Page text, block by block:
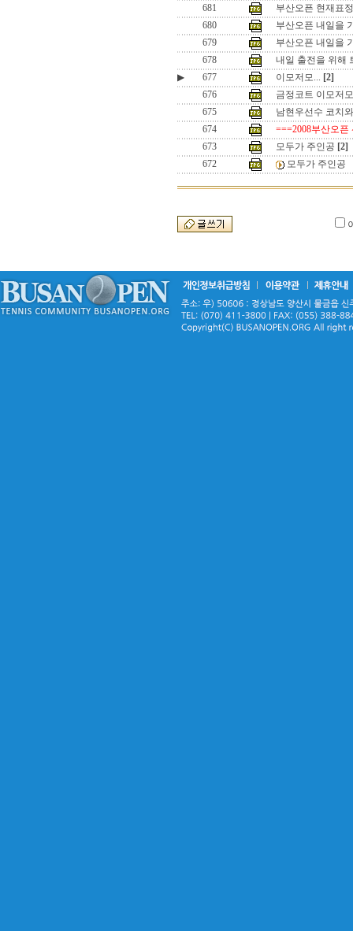
681
부산오픈 현재표
680
부산오픈 내일을
679
부산오픈 내일을
678
내일 출전을 위해
▶
677 이모저모... [2]
676
금정코트 이모저모
675
남현우선수 코치
674
===2008부산오픈
673
모두가 주인공 [2]
672
모두가 주인공